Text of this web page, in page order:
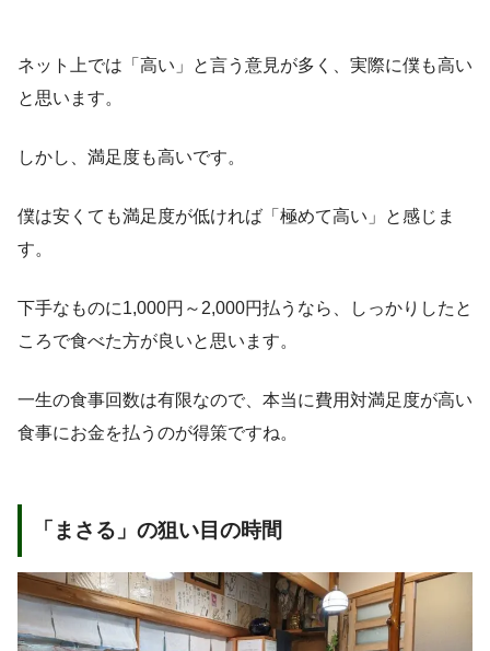
ネット上では「高い」と言う意見が多く、実際に僕も高い
と思います。
しかし、満足度も高いです。
僕は安くても満足度が低ければ「極めて高い」と感じま
す。
下手なものに1,000円～2,000円払うなら、しっかりしたと
ころで食べた方が良いと思います。
一生の食事回数は有限なので、本当に費用対満足度が高い
食事にお金を払うのが得策ですね。
「まさる」の狙い目の時間